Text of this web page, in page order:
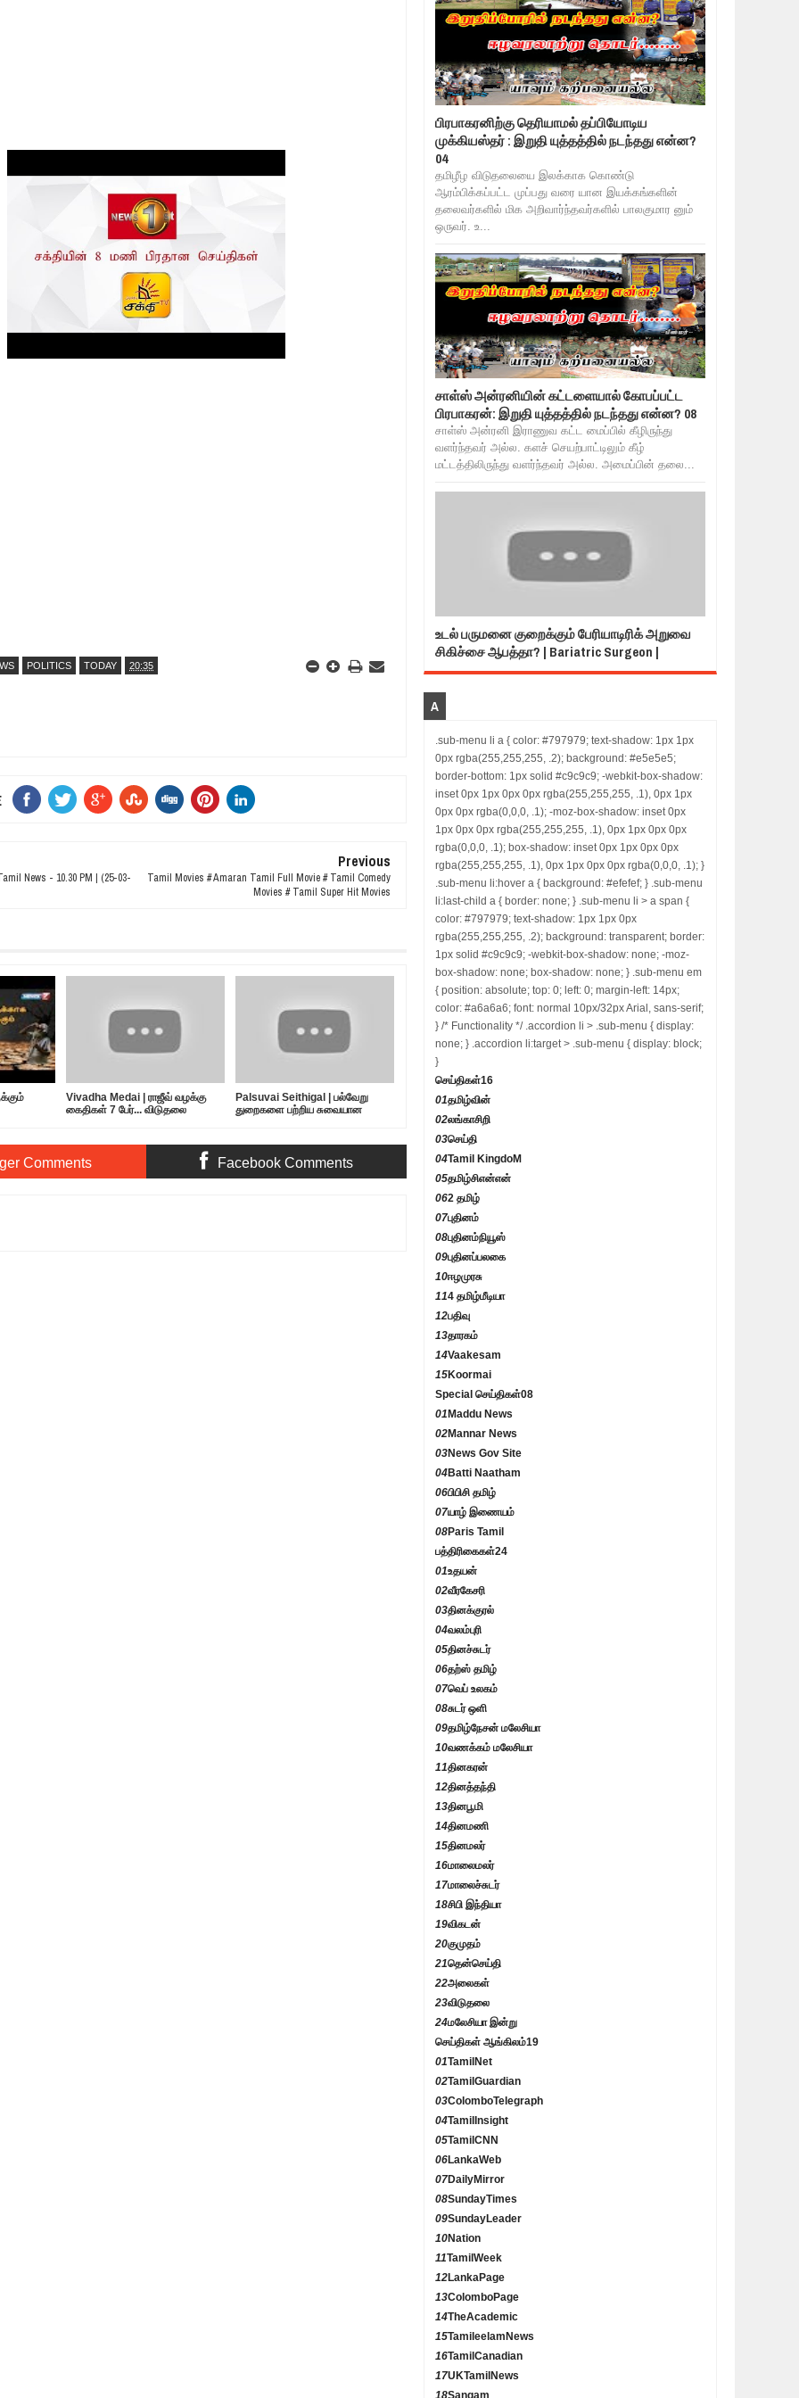
POLITICS TODAY 20:35
News - 10.30 PM | (25-03-
Previous
Tamil Movies # Amaran Tamil Full Movie # Tamil Comedy
Movies # Tamil Super Hit Movies
Vivadha Medai | ராஜீவ் வழக்கு
கைதிகள் 7 பேர்... விடுதலை
Palsuvai Seithigal | பல்வேறு
துறைகளை பற்றிய சுவையான
Comments Facebook Comments
பிரபாகரனிற்கு தெரியாமல் தப்பியோடிய
முக்கியஸ்தர் : இறுதி யுத்தத்தில் நடந்தது என்ன?
04
தமிழீழ விடுதலையை இலக்காக கொண்டு
ஆரம்பிக்கப்பட்ட முப்பது வரை யான இயக்கங்களின்
தலைவர்களில் மிக அறிவார்ந்தவர்களில் பாலகுமார னும்
ஒருவர். உ...
சாள்ஸ் அன்ரனியின் கட்டளையால் கோபப்பட்ட
பிரபாகரன்: இறுதி யுத்தத்தில் நடந்தது என்ன? 08
சாள்ஸ் அன்ரனி இராணுவ கட்ட மைப்பில் கீழிருந்து
வளர்ந்தவர் அல்ல. களச் செயற்பாட்டிலும் கீழ்
மட்டத்திலிருந்து வளர்ந்தவர் அல்ல. அமைப்பின் தலை...
உடல் பருமனை குறைக்கும் பேரியாடிரிக் அறுவை
சிகிச்சை ஆபத்தா? | Bariatric Surgeon |
A
.sub-menu li a { color: #797979; text-shadow: 1px 1px
0px rgba(255,255,255, .2); background: #e5e5e5;
border-bottom: 1px solid #c9c9c9; -webkit-box-shadow:
inset 0px 1px 0px 0px rgba(255,255,255, .1), 0px 1px
0px 0px rgba(0,0,0, .1); -moz-box-shadow: inset 0px
1px 0px 0px rgba(255,255,255, .1), 0px 1px 0px 0px
rgba(0,0,0, .1); box-shadow: inset 0px 1px 0px 0px
rgba(255,255,255, .1), 0px 1px 0px 0px rgba(0,0,0, .1); }
.sub-menu li:hover a { background: #efefef; } .sub-menu
li:last-child a { border: none; } .sub-menu li > a span {
color: #797979; text-shadow: 1px 1px 0px
rgba(255,255,255, .2); background: transparent; border:
1px solid #c9c9c9; -webkit-box-shadow: none; -moz-
box-shadow: none; box-shadow: none; } .sub-menu em
{ position: absolute; top: 0; left: 0; margin-left: 14px;
color: #a6a6a6; font: normal 10px/32px Arial, sans-serif;
} /* Functionality */ .accordion li > .sub-menu { display:
none; } .accordion li:target > .sub-menu { display: block;
}
செய்திகள்16
01தமிழ்வின்
02லங்காசிறி
03செய்தி
04Tamil KingdoM
05தமிழ்சிஎன்என்
062 தமிழ்
07புதினம்
08புதினம்நியூஸ்
09புதினப்பலகை
10ஈழமுரசு
114 தமிழ்மீடியா
12பதிவு
13தாரகம்
14Vaakesam
15Koormai
Special செய்திகள்08
01 Maddu News
02Mannar News
03News Gov Site
04Batti Naatham
06பிபிசி தமிழ்
07யாழ் இணையம்
08Paris Tamil
பத்திரிகைகள்24
01உதயன்
02வீரகேசரி
03தினக்குரல்
04வலம்புரி
05தினச்சுடர்
06தற்ஸ் தமிழ்
07வெப் உலகம்
08சுடர் ஒளி
09தமிழ்நேசன் மலேசியா
10வணக்கம் மலேசியா
11தினகரன்
12தினத்தந்தி
13தினபூமி
14தினமணி
15தினமலர்
16மாலைமலர்
17மாலைச்சுடர்
18சிபி இந்தியா
19விகடன்
20குமுதம்
21தென்செய்தி
22அலைகள்
23விடுதலை
24மலேசியா இன்று
செய்திகள் ஆங்கிலம்19
01TamilNet
02TamilGuardian
03ColomboTelegraph
04TamilInsight
05TamilCNN
06LankaWeb
07DailyMirror
08SundayTimes
09SundayLeader
10Nation
11TamilWeek
12LankaPage
13ColomboPage
14TheAcademic
15TamileelamNews
16TamilCanadian
17UKTamilNews
18Sangam